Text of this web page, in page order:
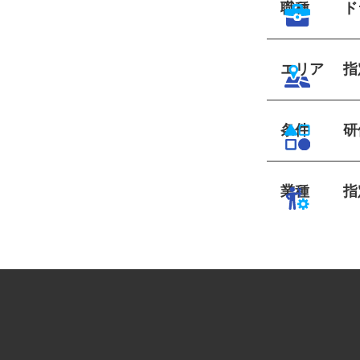
職種
エリア
条件
業種